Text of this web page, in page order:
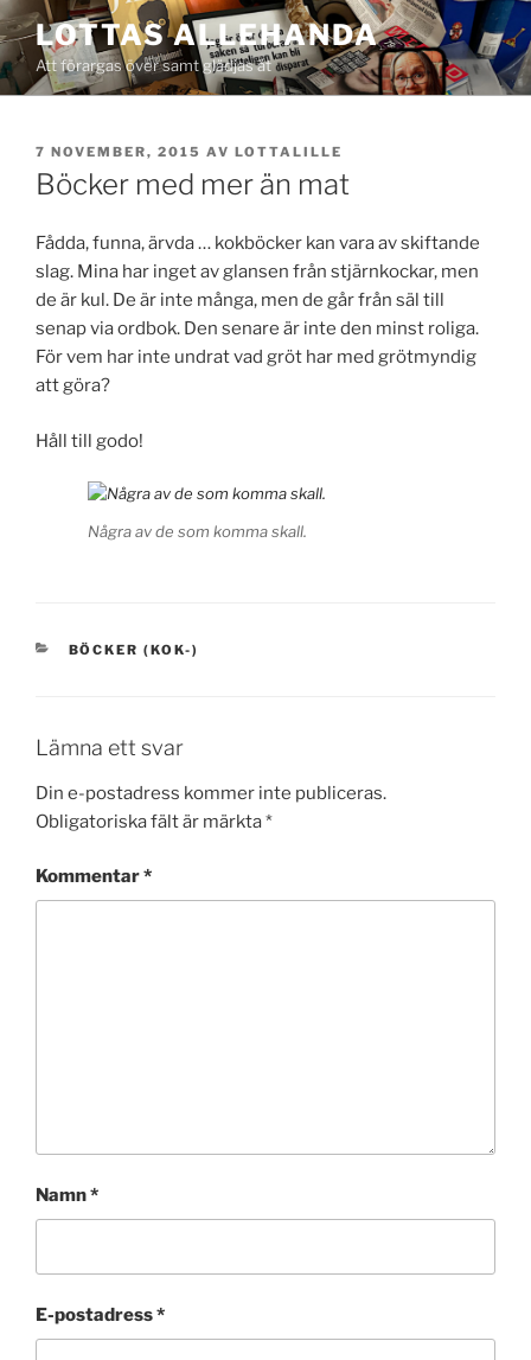
Hoppa
till
innehåll
LOTTAS ALLEHANDA
Att förargas över samt glädjas åt
PUBLICERAT
7 NOVEMBER, 2015 AV LOTTALILLE
Böcker med mer än mat
Fådda, funna, ärvda … kokböcker kan vara av skiftande
slag. Mina har inget av glansen från stjärnkockar, men
de är kul. De är inte många, men de går från säl till
senap via ordbok. Den senare är inte den minst roliga.
För vem har inte undrat vad gröt har med grötmyndig
att göra?
Håll till godo!
Några av de som komma skall.
KATEGORIER
BÖCKER (KOK-)
Lämna ett svar
Din e-postadress kommer inte publiceras.
Obligatoriska fält är märkta*
Kommentar*
Namn*
E-postadress*